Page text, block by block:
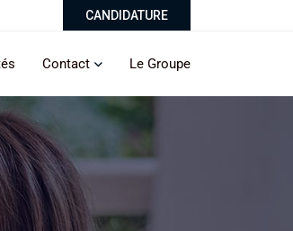
CANDIDATURE
Contact Le Groupe